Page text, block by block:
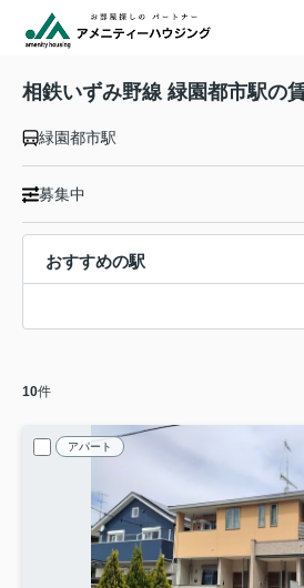
相鉄いずみ野線 緑園都市駅の
緑園都市駅
募集中
おすすめの駅
10件
アパート